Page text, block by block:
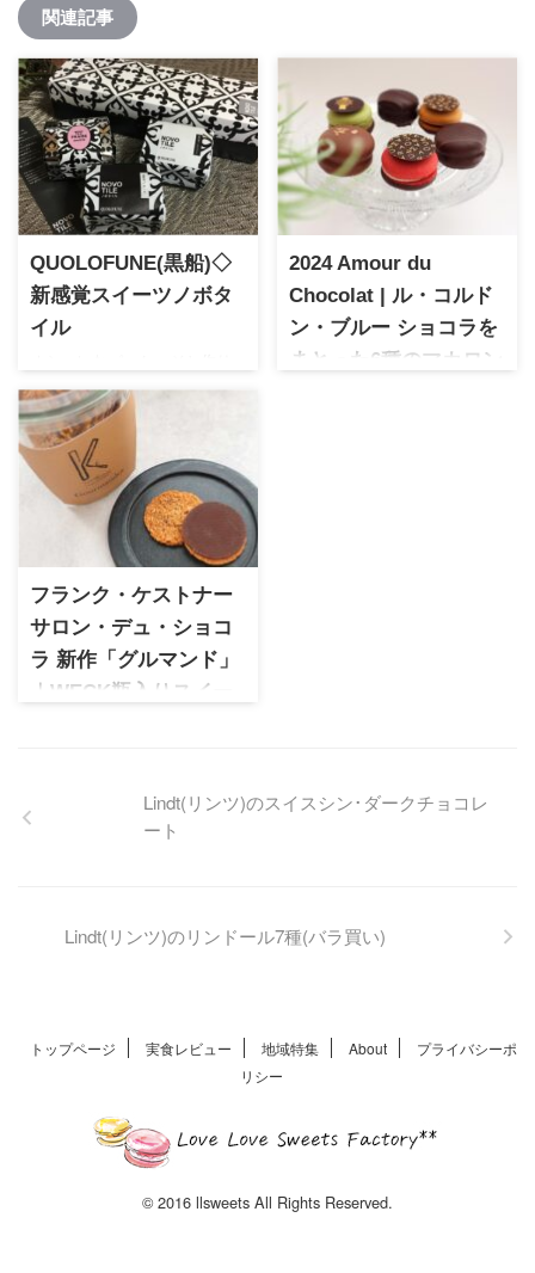
関連記事
QUOLOFUNE(黒船)◇
新感覚スイーツノボタ
イル
たてにこだわった黒船のオシ
ャレスイーツ「ノボタイル」
は、ちょっとしたプレゼント
に最適なサイズと味わい深い
新食感スイーツです。詳しく
レポートしますので参考にな
さって下さい♪
2024 Amour du
Chocolat | ル・コルド
ン・ブルー ショコラを
まとった6種のマカロン
フランク・ケストナー
サロン・デュ・ショコ
ラ 新作「グルマンド」
｜WECK瓶入りスイー
せない一品。特徴的なWECK
容器と、食べ出すと止まらな
Lindt(リンツ)のリンドール7種(バラ買い)
実食レビュー 地域特集 About